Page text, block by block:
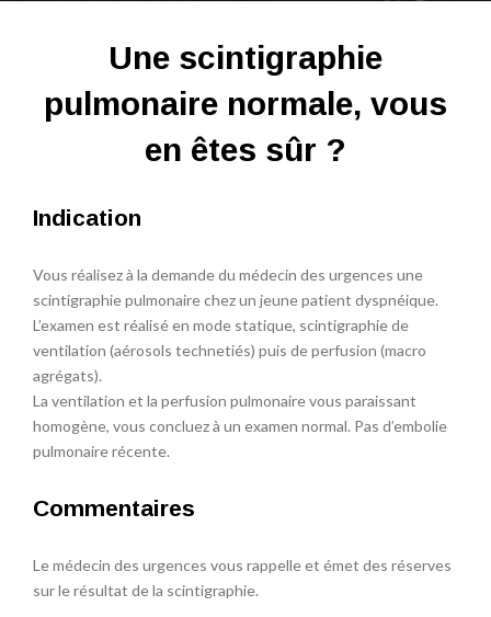
Une scintigraphie
pulmonaire normale, vous
en êtes sûr ?
Indication
Vous réalisez à la demande du médecin des urgences une
scintigraphie pulmonaire chez un jeune patient dyspnéique.
L’examen est réalisé en mode statique, scintigraphie de
ventilation (aérosols technetiés) puis de perfusion (macro
agrégats).
La ventilation et la perfusion pulmonaire vous paraissant
homogène, vous concluez à un examen normal. Pas d’embolie
pulmonaire récente.
Commentaires
Le médecin des urgences vous rappelle et émet des réserves
sur le résultat de la scintigraphie.